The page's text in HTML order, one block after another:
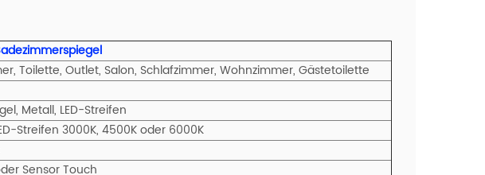
Toilette, Outlet, Salon, Schlafzimmer, Wohnzimmer, Gästetoilette
Metall, LED-Streifen
Streifen 3000K, 4500K oder 6000K
Sensor Touch